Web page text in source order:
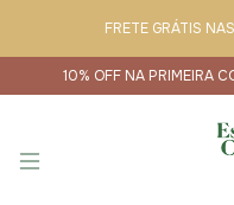
FRETE GRÁTIS
10% OFF NA PRIMEIRA